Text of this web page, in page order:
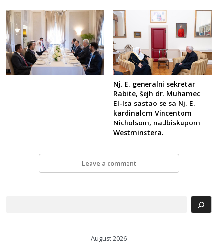
Nj. E. generalni sekretar
Rabite, šejh dr. Muhamed
El-Isa sastao se sa Nj. E.
kardinalom Vincentom
Nicholsom, nadbiskupom
Westminstera.
Leave a comment
August 2026